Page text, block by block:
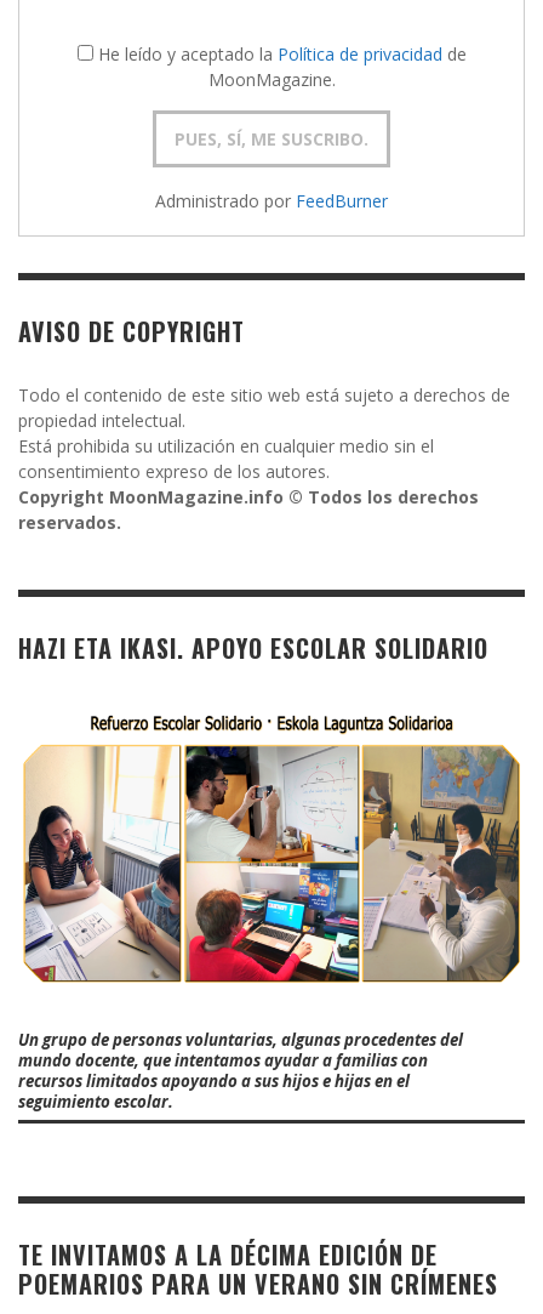
He leído y aceptado la Política de privacidad de
MoonMagazine.
Administrado por FeedBurner
AVISO DE COPYRIGHT
Todo el contenido de este sitio web está sujeto a derechos de
propiedad intelectual.
Está prohibida su utilización en cualquier medio sin el
consentimiento expreso de los autores.
Copyright MoonMagazine.info © Todos los derechos
reservados.
HAZI ETA IKASI. APOYO ESCOLAR SOLIDARIO
Un grupo de personas voluntarias, algunas procedentes del
mundo docente, que intentamos ayudar a familias con
recursos limitados apoyando a sus hijos e hijas en el
seguimiento escolar.
TE INVITAMOS A LA DÉCIMA EDICIÓN DE
POEMARIOS PARA UN VERANO SIN CRÍMENES